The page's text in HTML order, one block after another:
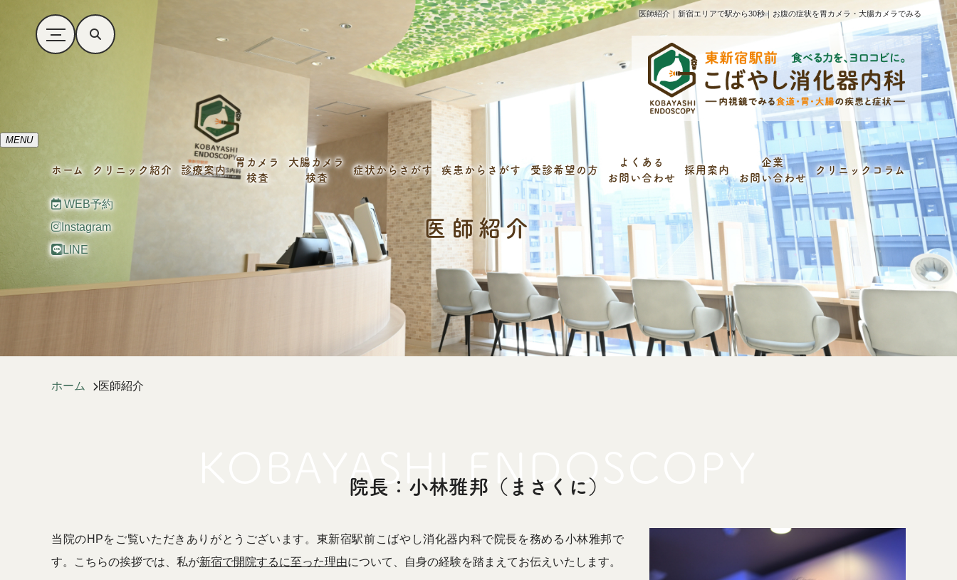
医師紹介｜新宿エリアで駅から30秒｜お腹の症状を胃カメラ・大腸カメラでみる
MENU
ホーム クリニック紹介 診療案内
胃カメラ
検査
大腸カメラ
検査
症状からさがす 疾患からさがす 受診希望の方
よくある
お問い合わせ
採用案内
企業
お問い合わせ
クリニックコラム
WEB予約
Instagram
LINE
医師紹介
ホーム 医師紹介
院長：小林雅邦（まさくに）
当院のHPをご覧いただきありがとうございます。東新宿駅前こばやし消化器内科で院長を務める小林雅邦で
す。こちらの挨拶では、私が新宿で開院するに至った理由について、自身の経験を踏まえてお伝えいたします。